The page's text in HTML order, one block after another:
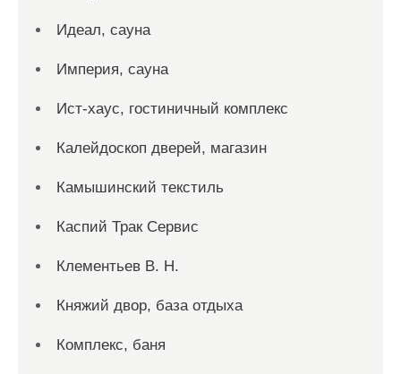
Идеал, сауна
Империя, сауна
Ист-хаус, гостиничный комплекс
Калейдоскоп дверей, магазин
Камышинский текстиль
Каспий Трак Сервис
Клементьев В. Н.
Княжий двор, база отдыха
Комплекс, баня